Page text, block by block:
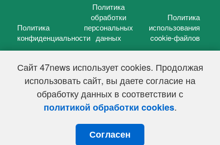
Сайт 47news использует cookies. Продолжая
использовать сайт, вы даете согласие на
обработку данных в соответствии с
политикой обработки cookies.
Согласен
Политика
конфиденциальности
Политика
обработки
персональных
данных
Политика
использования
cookie-файлов
47 новостей (47 news)2005 — 2026 г.
Свидетельство о регистрации СМИ Эл № ФС 77-39848, выдано
Федеральной службой по надзору в сфере связи,
информационных технологий и массовых коммуникаций